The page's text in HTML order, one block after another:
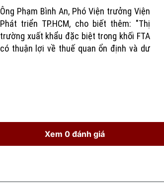
Ông Phạm Bình An, Phó Viện trưởng Viện
Phát triển TP.HCM, cho biết thêm: "Thị
trường xuất khẩu đặc biệt trong khối FTA
có thuận lợi về thuế quan ổn định và dư
Xem 0 đánh giá